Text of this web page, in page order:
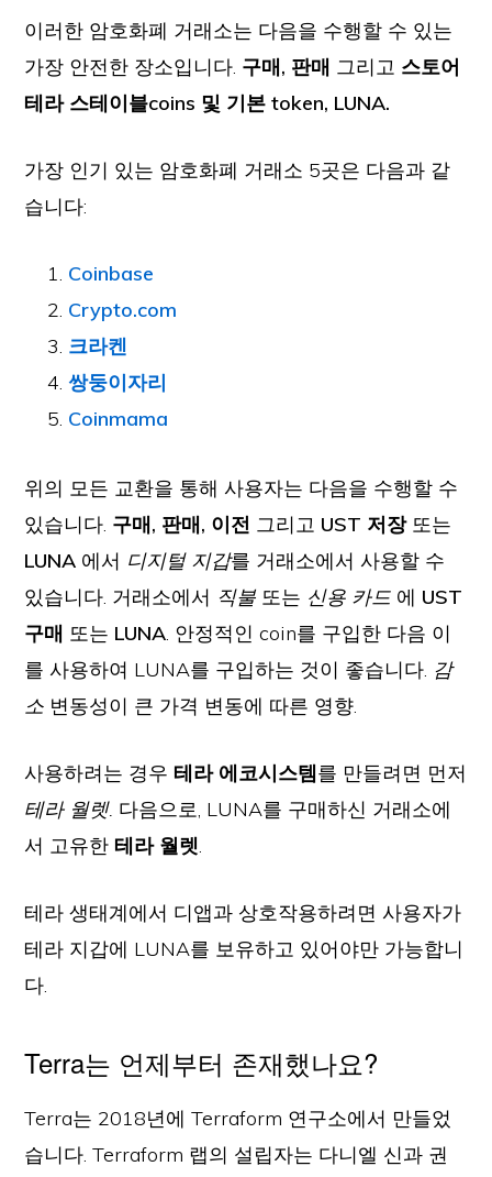
이러한 암호화폐 거래소는 다음을 수행할 수 있는
가장 안전한 장소입니다. 구매, 판매 그리고 스토어
테라 스테이블coins 및 기본 token, LUNA.
가장 인기 있는 암호화폐 거래소 5곳은 다음과 같
습니다:
Coinbase
Crypto.com
크라켄
쌍둥이자리
Coinmama
위의 모든 교환을 통해 사용자는 다음을 수행할 수
있습니다. 구매, 판매, 이전 그리고 UST 저장 또는
LUNA 에서 디지털 지갑를 거래소에서 사용할 수
있습니다. 거래소에서 직불 또는 신용 카드 에 UST
구매 또는 LUNA. 안정적인 coin를 구입한 다음 이
를 사용하여 LUNA를 구입하는 것이 좋습니다. 감
소 변동성이 큰 가격 변동에 따른 영향.
사용하려는 경우 테라 에코시스템를 만들려면 먼저
테라 월렛. 다음으로, LUNA를 구매하신 거래소에
서 고유한 테라 월렛.
테라 생태계에서 디앱과 상호작용하려면 사용자가
테라 지갑에 LUNA를 보유하고 있어야만 가능합니
다.
Terra는 언제부터 존재했나요?
Terra는 2018년에 Terraform 연구소에서 만들었
습니다. Terraform 랩의 설립자는 다니엘 신과 권